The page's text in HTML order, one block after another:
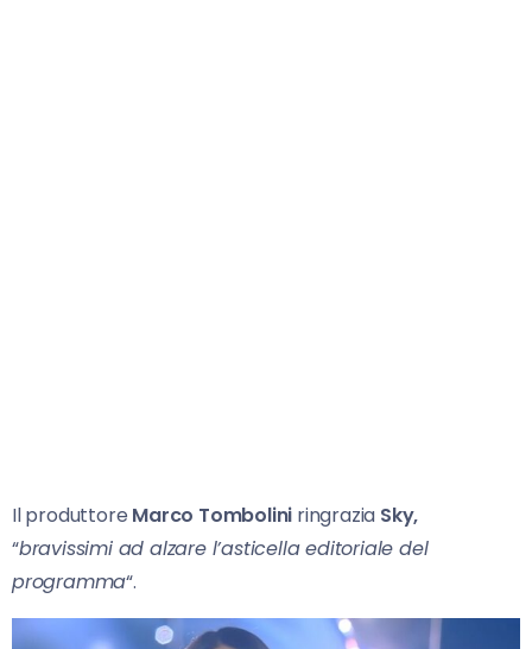
Il produttore Marco Tombolini ringrazia Sky,
“bravissimi ad alzare l’asticella editoriale del
programma“.